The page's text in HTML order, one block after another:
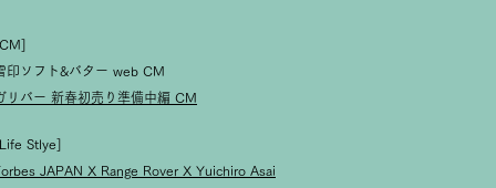
印ソフト&バター web CM
リバー 新春初売り準備中編 CM
Stlye]
JAPAN X Range Rover X Yuichiro Asai